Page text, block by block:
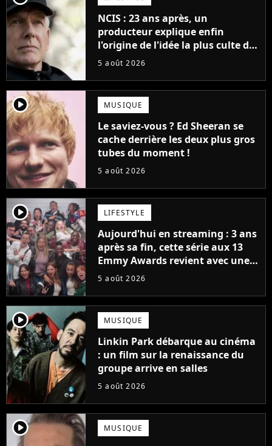
NCIS : 23 ans après, un
producteur explique enfin
l'origine de l'idée la plus culte de
la série (et on ne parle pas du
5 août 2026
player2 MUSIQUE
Le saviez-vous ? Ed Sheeran se
cache derrière les deux plus gros
tubes du moment !
5 août 2026
player2 LIFESTYLE
Aujourd'hui en streaming : 3 ans
après sa fin, cette série aux 13
Emmy Awards revient avec une
suite... totalement différente
5 août 2026
player2 MUSIQUE
Linkin Park débarque au cinéma
: un film sur la renaissance du
groupe arrive en salles
5 août 2026
player2 MUSIQUE